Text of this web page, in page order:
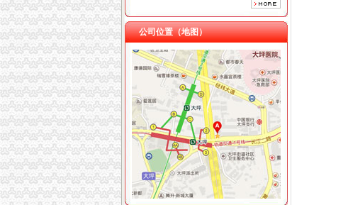
重庆凯誉网络通信技术工程有限公司 渝中300万 （工商
重庆佳技维科技发展有限公司 渝南100万 （进出口权）
公司位置（地图）
渝中区马家堡
渝中区马家堡小学2017招生范围,马家堡小学6月24日报
【重庆市—渝中区】马家堡发廊偶遇品美少女（申请毕
【招商银行渝中区马家堡自助银行】招商银行渝中区马
重庆市渝中区马家堡小学评论怎么样-我要搜学网
【重庆市渝中区大坪制面厂马家堡饮食店】重庆市渝中
重庆市渝中区马家堡付食经营部长征付食门市_【信用信